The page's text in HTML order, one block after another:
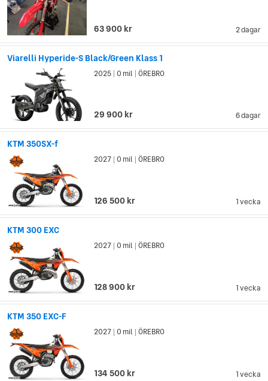
2 dagar
63 900 kr
Viarelli Hyperide-S Black/Green Klass 1
6 dagar
2025 0 mil ÖREBRO
29 900 kr
KTM 350SX-f
1 vecka
2027 0 mil ÖREBRO
126 500 kr
KTM 300 EXC
1 vecka
2027 0 mil ÖREBRO
128 900 kr
KTM 350 EXC-F
1 vecka
2027 0 mil ÖREBRO
134 500 kr